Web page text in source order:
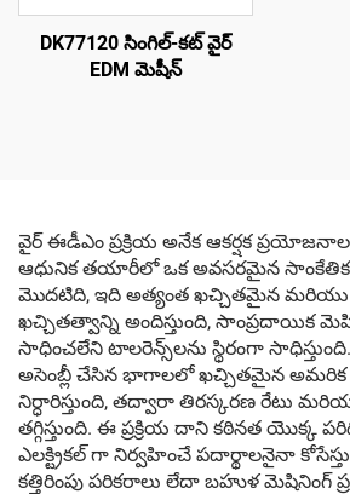
DK77120 సింగిల్-కట్ వైర్
EDM మెషీన్
వైర్ ఈడీఎం ప్రక్రియ అనేక ఆకర్షక
ఆధునిక తయారీలో ఒక అవసరమైన
మొదటిది, ఇది అత్యంత ఖచ్చితమైన మరియు
ఖచ్చితత్వాన్ని అందిస్తుంది, సాంప్రదాయిక
సాధించలేని టాలరెన్స్‌లను స్థిరంగా
అసెంబ్లీ చేసిన భాగాలలో ఖచ్చితమైన అమరిక
నిర్ధారిస్తుంది, తద్వారా తిరస్కరణ రేటు
తగ్గిస్తుంది. ఈ ప్రక్రియ దాని కఠినత యొక్క
ఎలక్ట్రికల్ గా నిర్వహించే పదార్థాలనైనా
కత్తిరింపు పరికరాలు లేదా బహుళ మెషినింగ్